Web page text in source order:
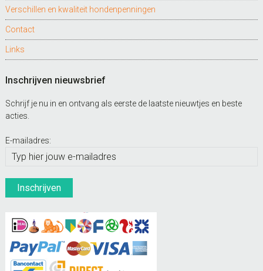
Verschillen en kwaliteit hondenpenningen
Contact
Links
Inschrijven nieuwsbrief
Schrijf je nu in en ontvang als eerste de laatste nieuwtjes en beste
acties.
E-mailadres: